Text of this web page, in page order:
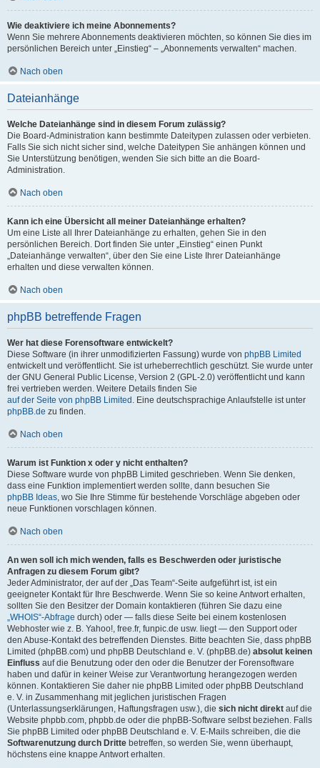
Wie deaktiviere ich meine Abonnements?
Wenn Sie mehrere Abonnements deaktivieren möchten, so können Sie dies im
persönlichen Bereich unter „Einstieg“ – „Abonnements verwalten“ machen.
Nach oben
Dateianhänge
Welche Dateianhänge sind in diesem Forum zulässig?
Die Board-Administration kann bestimmte Dateitypen zulassen oder verbieten.
Falls Sie sich nicht sicher sind, welche Dateitypen Sie anhängen können und
Sie Unterstützung benötigen, wenden Sie sich bitte an die Board-
Administration.
Nach oben
Kann ich eine Übersicht all meiner Dateianhänge erhalten?
Um eine Liste all Ihrer Dateianhänge zu erhalten, gehen Sie in den
persönlichen Bereich. Dort finden Sie unter „Einstieg“ einen Punkt
„Dateianhänge verwalten“, über den Sie eine Liste Ihrer Dateianhänge
erhalten und diese verwalten können.
Nach oben
phpBB betreffende Fragen
Wer hat diese Forensoftware entwickelt?
Diese Software (in ihrer unmodifizierten Fassung) wurde von phpBB Limited
entwickelt und veröffentlicht. Sie ist urheberrechtlich geschützt. Sie wurde unter
der GNU General Public License, Version 2 (GPL-2.0) veröffentlicht und kann
frei vertrieben werden. Weitere Details finden Sie
auf der Seite von phpBB Limited . Eine deutschsprachige Anlaufstelle ist unter
phpBB.de zu finden.
Nach oben
Warum ist Funktion x oder y nicht enthalten?
Diese Software wurde von phpBB Limited geschrieben. Wenn Sie denken,
dass eine Funktion implementiert werden sollte, dann besuchen Sie
phpBB Ideas, wo Sie Ihre Stimme für bestehende Vorschläge abgeben oder
neue Funktionen vorschlagen können.
Nach oben
An wen soll ich mich wenden, falls es Beschwerden oder juristische
Anfragen zu diesem Forum gibt?
Jeder Administrator, der auf der „Das Team“-Seite aufgeführt ist, ist ein
geeigneter Kontakt für Ihre Beschwerde. Wenn Sie so keine Antwort erhalten,
sollten Sie den Besitzer der Domain kontaktieren (führen Sie dazu eine
„WHOIS“-Abfrage durch) oder — falls diese Seite bei einem kostenlosen
Webhoster wie z. B. Yahoo!, free.fr, funpic.de usw. liegt — den Support oder
den Abuse-Kontakt des betreffenden Dienstes. Bitte beachten Sie, dass phpBB
Limited (phpBB.com) und phpBB Deutschland e. V. (phpBB.de) absolut keinen
Einfluss auf die Benutzung oder den oder die Benutzer der Forensoftware
haben und dafür in keiner Weise zur Verantwortung herangezogen werden
können. Kontaktieren Sie daher nie phpBB Limited oder phpBB Deutschland
e. V. in Zusammenhang mit jeglichen juristischen Fragen
(Unterlassungserklärungen, Haftungsfragen usw.), die sich nicht direkt auf die
Website phpbb.com, phpbb.de oder die phpBB-Software selbst beziehen. Falls
Sie phpBB Limited oder phpBB Deutschland e. V. E-Mails schreiben, die die
Softwarenutzung durch Dritte betreffen, so werden Sie, wenn überhaupt,
höchstens eine knappe Antwort erhalten.